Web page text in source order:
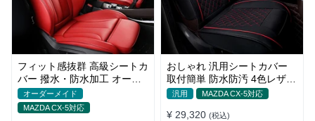
フィット感抜群 高級シートカ
バー 撥水・防水加工 オーダ
ーメイド 6色レザー 全席セッ
ト
オーダーメイド
MAZDA CX-5対応
おしゃれ 汎用シートカバー
取付簡単 防水防汚 4色レザー
耐久性抜群 軽/普自動車 SUV
汎用 MAZDA CX-5対応
¥ 29,320 (税込)